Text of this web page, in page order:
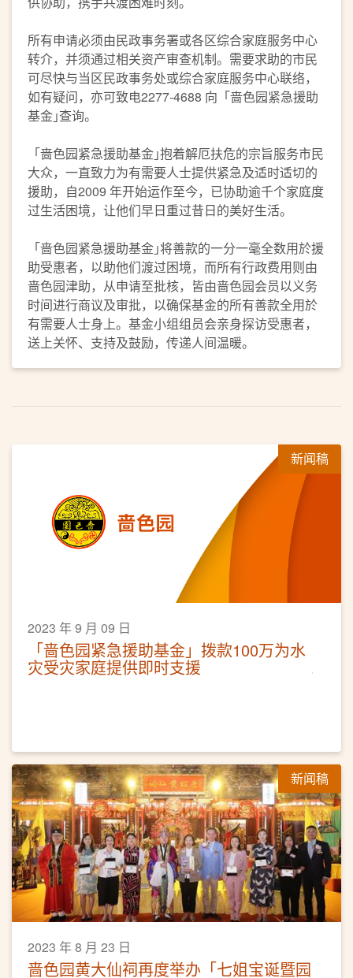
所有申请必须由民政事务署或各区综合家庭服务中心
转介，并须通过相关资产审查机制。需要求助的市民
可尽快与当区民政事务处或综合家庭服务中心联络，
如有疑问，亦可致电2277-4688 向「啬色园紧急援助
基金｣查询。
「啬色园紧急援助基金｣抱着解厄扶危的宗旨服务市民
大众，一直致力为有需要人士提供紧急及适时适切的
援助，自2009 年开始运作至今，已协助逾千个家庭度
过生活困境，让他们早日重过昔日的美好生活。
「啬色园紧急援助基金｣将善款的一分一毫全数用於援
助受惠者，以助他们渡过困境，而所有行政费用则由
啬色园津助，从申请至批核，皆由啬色园会员以义务
时间进行商议及审批，以确保基金的所有善款全用於
有需要人士身上。基金小组组员会亲身探访受惠者，
送上关怀、支持及鼓励，传递人间温暖。
新闻稿
2023 年 9 月 09 日
「啬色园紧急援助基金」拨款100万为水
灾受灾家庭提供即时支援
新闻稿
2023 年 8 月 23 日
啬色园黄大仙祠再度举办「七姐宝诞暨园